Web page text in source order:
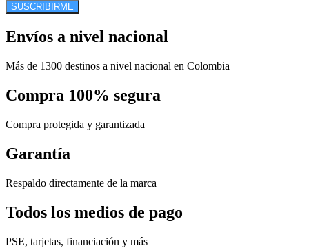
SUSCRIBIRME
Envíos a nivel nacional
Más de 1300 destinos a nivel nacional en Colombia
Compra 100% segura
Compra protegida y garantizada
Garantía
Respaldo directamente de la marca
Todos los medios de pago
PSE, tarjetas, financiación y más